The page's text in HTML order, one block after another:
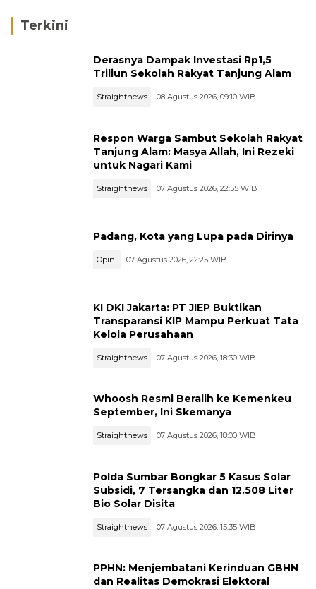
Terkini
Derasnya Dampak Investasi Rp1,5
Triliun Sekolah Rakyat Tanjung Alam
Straightnews 08 Agustus 2026, 09:10 WIB
Respon Warga Sambut Sekolah Rakyat
Tanjung Alam: Masya Allah, Ini Rezeki
untuk Nagari Kami
Straightnews 07 Agustus 2026, 22:55 WIB
Padang, Kota yang Lupa pada Dirinya
Opini 07 Agustus 2026, 22:25 WIB
KI DKI Jakarta: PT JIEP Buktikan
Transparansi KIP Mampu Perkuat Tata
Kelola Perusahaan
Straightnews 07 Agustus 2026, 18:30 WIB
Whoosh Resmi Beralih ke Kemenkeu
September, Ini Skemanya
Straightnews 07 Agustus 2026, 18:00 WIB
Polda Sumbar Bongkar 5 Kasus Solar
Subsidi, 7 Tersangka dan 12.508 Liter
Bio Solar Disita
Straightnews 07 Agustus 2026, 15:35 WIB
PPHN: Menjembatani Kerinduan GBHN
dan Realitas Demokrasi Elektoral